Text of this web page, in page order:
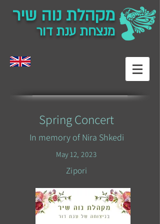
מקהלת נוה שיר
מנצחת ענת דור
Spring Concert
In memory of Nira Shkedi
May 12, 2023
Zipori